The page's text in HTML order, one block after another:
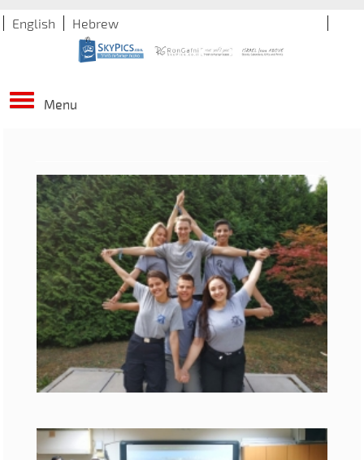
Hebrew
English
Menu